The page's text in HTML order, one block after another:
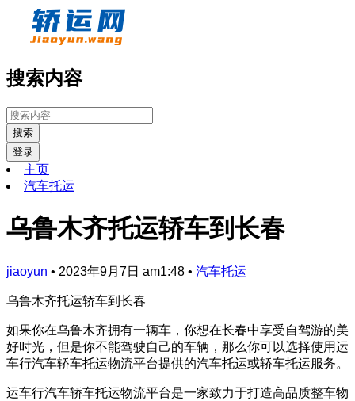
搜索内容
搜索
登录
主页
汽车托运
乌鲁木齐托运轿车到长春
jiaoyun • 2023年9月7日 am1:48 • 汽车托运
乌鲁木齐托运轿车到长春
如果你在乌鲁木齐拥有一辆车，你想在长春中享受自驾游的美
好时光，但是你不能驾驶自己的车辆，那么你可以选择使用运
车行汽车轿车托运物流平台提供的汽车托运或轿车托运服务。
运车行汽车轿车托运物流平台是一家致力于打造高品质整车物